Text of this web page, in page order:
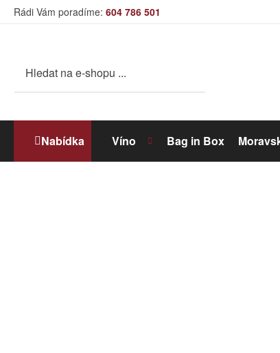
Rádi Vám poradíme: 604 786 501
Nabídka Víno Bag in Box